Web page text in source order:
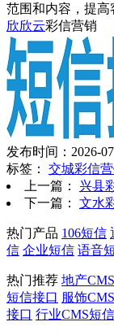
范围和内容，提高
欣欣云彩信营销
发布时间：2026-
标签： 交城彩信
上一篇： 兴县
下一篇： 文水
热门产品 106短信
信 企业短信 语音
热门推荐 地产
短信接口 服饰
接口 行业CMS短